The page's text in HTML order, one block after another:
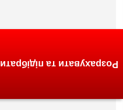
Розрахувати та підібрати